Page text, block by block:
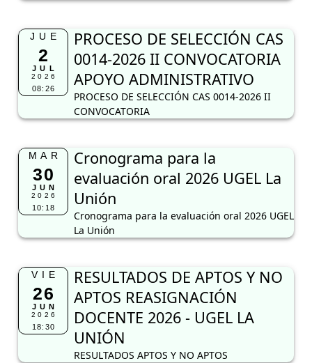
JUE
2
JUL
2026
08:26
PROCESO DE SELECCIÓN CAS
0014-2026 II CONVOCATORIA
APOYO ADMINISTRATIVO
PROCESO DE SELECCIÓN CAS 0014-2026 II
CONVOCATORIA
MAR
30
JUN
2026
10:18
Cronograma para la
evaluación oral 2026 UGEL La
Unión
Cronograma para la evaluación oral 2026 UGEL
La Unión
VIE
26
JUN
2026
18:30
RESULTADOS DE APTOS Y NO
APTOS REASIGNACIÓN
DOCENTE 2026 - UGEL LA
UNIÓN
RESULTADOS APTOS Y NO APTOS